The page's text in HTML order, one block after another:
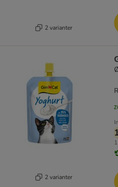
2 varianter
2 varianter